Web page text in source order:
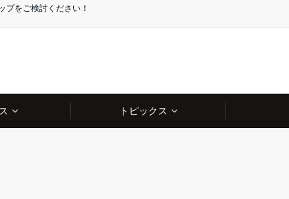
をご検討ください！
トピックス